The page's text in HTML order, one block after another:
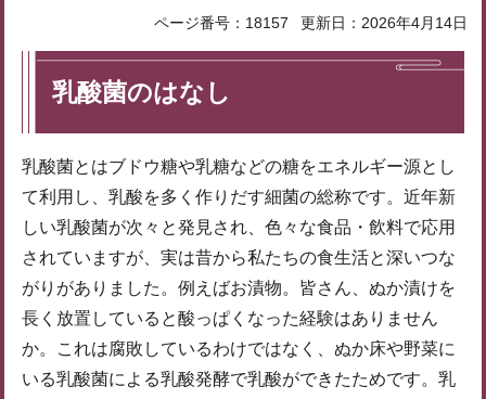
ページ番号：18157 更新日：2026年4月14日
乳酸菌のはなし
乳酸菌とはブドウ糖や乳糖などの糖をエネルギー源とし
て利用し、乳酸を多く作りだす細菌の総称です。近年新
しい乳酸菌が次々と発見され、色々な食品・飲料で応用
されていますが、実は昔から私たちの食生活と深いつな
がりがありました。例えばお漬物。皆さん、ぬか漬けを
長く放置していると酸っぱくなった経験はありません
か。これは腐敗しているわけではなく、ぬか床や野菜に
いる乳酸菌による乳酸発酵で乳酸ができたためです。乳